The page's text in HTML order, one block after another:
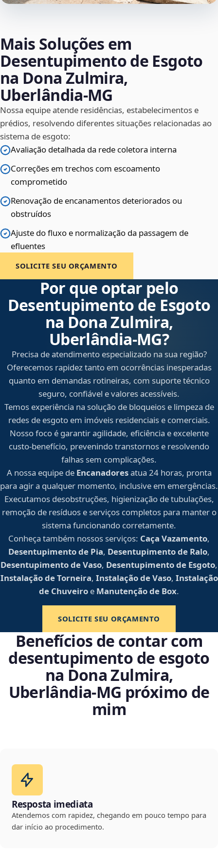
Mais Soluções em
Desentupimento de Esgoto
na Dona Zulmira,
Uberlândia‑MG
Nossa equipe atende residências, estabelecimentos e
prédios, resolvendo diferentes situações relacionadas ao
sistema de esgoto:
Avaliação detalhada da rede coletora interna
Correções em trechos com escoamento
comprometido
Renovação de encanamentos deteriorados ou
obstruídos
Ajuste do fluxo e normalização da passagem de
efluentes
SOLICITE SEU ORÇAMENTO
Por que optar pelo
Desentupimento de Esgoto
na Dona Zulmira,
Uberlândia‑MG?
Precisa de atendimento especializado na sua região?
Oferecemos rapidez tanto em ocorrências inesperadas
quanto em demandas rotineiras, com suporte técnico
seguro, confiável e valores acessíveis.
Temos experiência na solução de bloqueios e limpeza de
redes de esgoto em imóveis residenciais e comerciais.
Nosso foco é garantir agilidade, eficiência e excelente
custo-benefício, prevenindo transtornos e resolvendo
falhas sem complicações.
A nossa equipe de Encanadoresatua 24 horas, pronta
para agir a qualquer momento, inclusive em emergências.
Executamos desobstruções, higienização de tubulações,
remoção de resíduos e serviços completos para manter o
sistema funcionando corretamente.
Conheça também nossos serviços: Caça Vazamento,
Desentupimento de Pia, Desentupimento de Ralo,
Desentupimento de Vaso, Desentupimento de Esgoto,
Instalação de Torneira, Instalação de Vaso, Instalação
de Chuveiro e Manutenção de Box.
SOLICITE SEU ORÇAMENTO
Benefícios de contar com
desentupimento de esgoto
na Dona Zulmira,
Uberlândia‑MG próximo de
mim
Resposta imediata
Atendemos com rapidez, chegando em pouco tempo para
dar início ao procedimento.